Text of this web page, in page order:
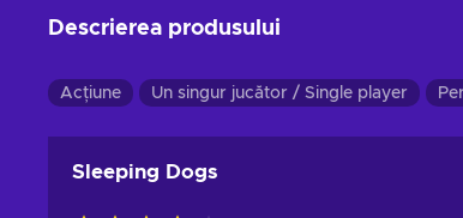
Descrierea produsului
Acțiune Un singur jucător / Single player
Sleeping Dogs